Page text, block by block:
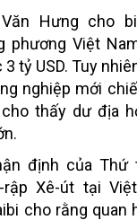
Hưng cho
phương Việt
tỷ USD. Tuy
nghiệp mới
thấy dư địa
định của Thứ
Xê-út tại
cho rằng quan